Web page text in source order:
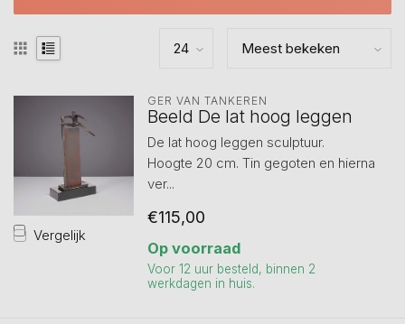
Vergelijk
GER VAN TANKEREN
Beeld De lat hoog leggen
De lat hoog leggen sculptuur.
Hoogte 20 cm. Tin gegoten en hierna
ver...
€115,00
Op voorraad
Voor 12 uur besteld, binnen 2
werkdagen in huis.